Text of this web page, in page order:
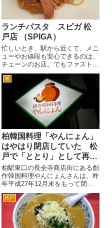
ランチパスタ スピガ 松
戸店 （SPIGA）
忙しいとき、駅から近くて、メニ
ューやお値段も安心できるのは、
チェーンのお店。でもファストフ
ードじゃちょっと・・・というと
きもありますね。 松戸駅東口で
そういうシチュエーションの時
('_')、おすすめなのが、スピガ 松
戸店 （SPIGA）さん...
柏
柏韓国料理「やんにょん」
はやはり閉店していた 松
戸で「ととり」として再オ
ープン予定
柏駅東口の長全寺商店街にある創
作韓国料理やんにょんさんは、昨
年平成27年12月末をもって閉店
とのことでした。 年内に今一度
訪問するつもりだったのですが、
仕事が忙しくていけませんでし
た。ちょっと義理を欠いたという
か、行けなかったことがとても
松戸